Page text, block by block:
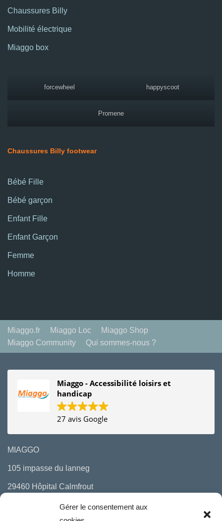
Gérer le consentement aux
Chaussures Billy
Mobilité électrique
Miaggo box
forcewheel happyscoot
Promene
Chaussures Billy footwear
Bébé Fille
Bébé garçon
Enfant Fille
Enfant Garçon
Femme
Homme
Miaggo.fr Miaggo Loc
Miaggo Shop
Miaggo Community
Qui sommes-nous ?
Miaggo - Accessibilité loisirs et
handicap
27 avis Google
MIAGGO
105 impasse du lanneg
29460 Hôpital Calmfrout
06 10 29 97 00